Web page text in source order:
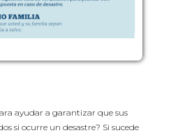
ayudar a garantizar que sus
si ocurre un desastre? Si sucede